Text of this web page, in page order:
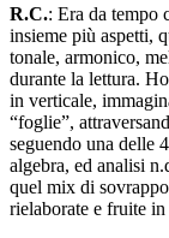
R.C.: Era da tempo
insieme più aspetti,
tonale, armonico,
durante la lettura.
in verticale,
“foglie”,
seguendo una delle
algebra, ed analisi
quel mix di
rielaborate e fruite in